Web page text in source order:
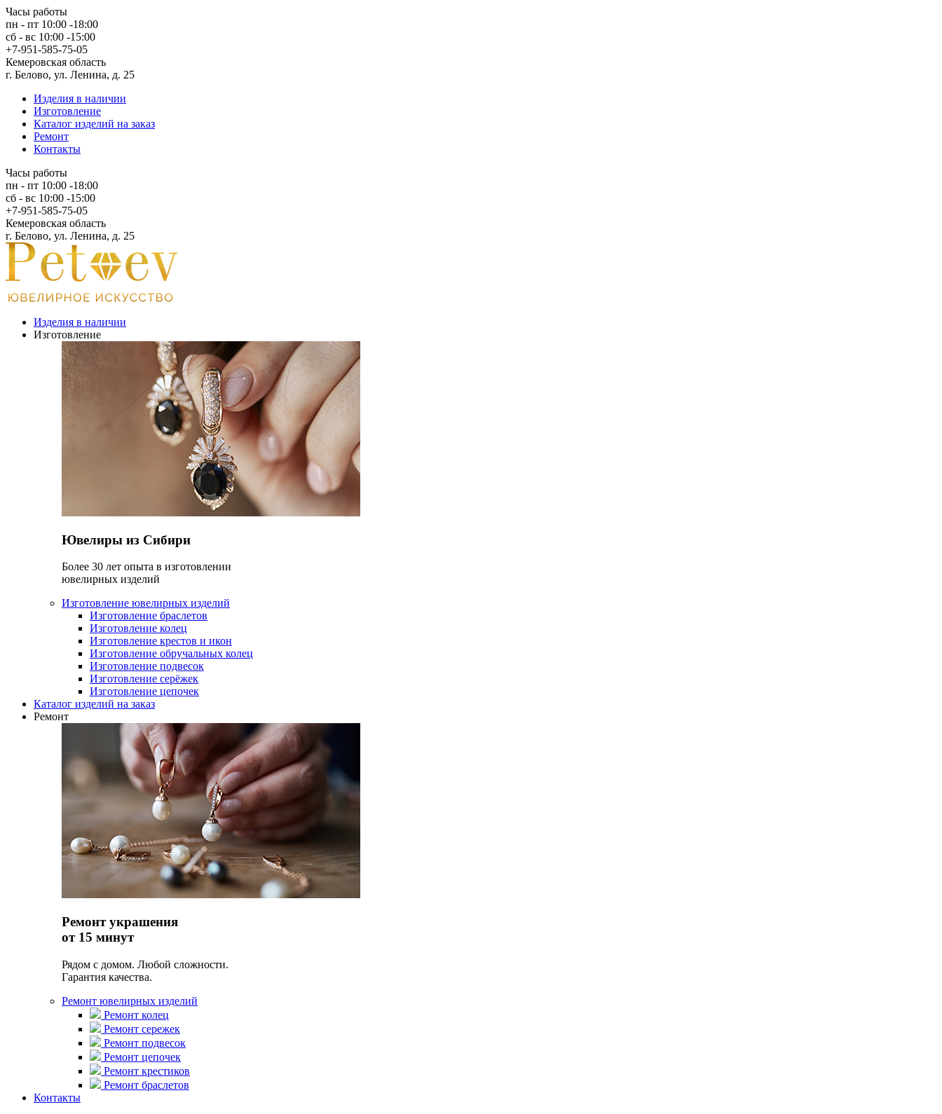
Часы работы
пн - пт 10:00 -18:00
сб - вс 10:00 -15:00
+7-951-585-75-05
Кемеровская область
г. Белово, ул. Ленина, д. 25
Изделия в наличии
Изготовление
Каталог изделий на заказ
Ремонт
Контакты
Часы работы
пн - пт 10:00 -18:00
сб - вс 10:00 -15:00
+7-951-585-75-05
Кемеровская область
г. Белово, ул. Ленина, д. 25
Изделия в наличии
Изготовление
Ювелиры из Сибири
Более 30 лет опыта в изготовлении
ювелирных изделий
Изготовление ювелирных изделий
Изготовление браслетов
Изготовление колец
Изготовление крестов и икон
Изготовление обручальных колец
Изготовление подвесок
Изготовление серёжек
Изготовление цепочек
Каталог изделий на заказ
Ремонт
Ремонт украшения
от 15 минут
Рядом с домом. Любой сложности.
Гарантия качества.
Ремонт ювелирных изделий
Ремонт колец
Ремонт сережек
Ремонт подвесок
Ремонт цепочек
Ремонт крестиков
Ремонт браслетов
Контакты